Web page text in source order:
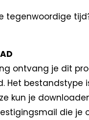
tegenwoordige
ontvang je dit
Het bestandstype
kun je
die je